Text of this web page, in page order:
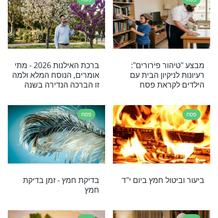
לאמירה בצאת
פסח
תְּפִלָּה מְיֻחֶדֶת לִקְרַאת פֶּסַח
פסח